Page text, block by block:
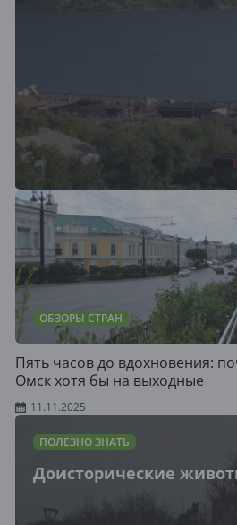
ОБЗОРЫ СТРАН
Пять часов до вдохновения:
Омск хотя бы на выходные
11.11.2025
ПОЛЕЗНО ЗНАТЬ
Доисторические